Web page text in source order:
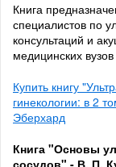
Книга
специалистов по
консультаций и
медицинских
Купить книгу
гинекологии: в 2
Эберхард
Книга "Основы